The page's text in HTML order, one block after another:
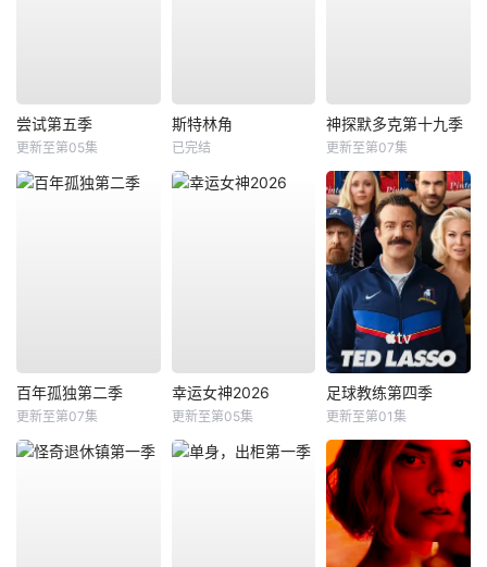
尝试第五季
更新至第05集
斯特林角
已完结
神探默多克第十九季
更新至第07集
百年孤独第二季
更新至第07集
幸运女神2026
更新至第05集
足球教练第四季
更新至第01集